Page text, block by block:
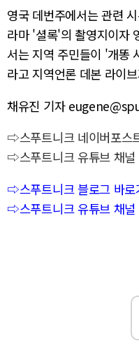
영국 데번주에서는 관련
라마 '셜록'의 촬영지이자
서는 지역 주민들이 '개
라고 지역언론 데본 라이
채유진 기자
⇨스푸트니크 네이버포스
⇨스푸트니크 유튜브 채널
⇨스푸트니크 블로그 바로
⇨스푸트니크 유튜브 채널